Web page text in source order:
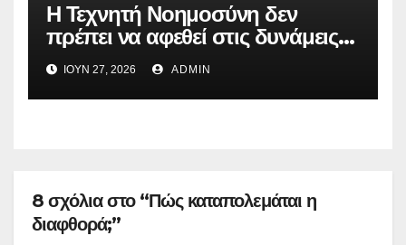
Η Τεχνητή Νοημοσύνη δεν
πρέπει να αφεθεί στις δυνάμεις
της αγοράς
ΙΟΎΝ 27, 2026 ADMIN
8 σχόλια στο “Πώς καταπολεμάται η
διαφθορά;”